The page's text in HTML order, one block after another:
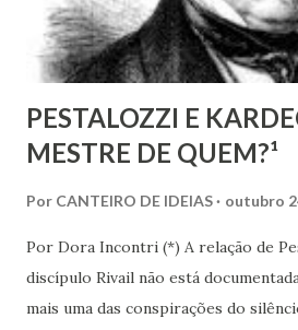
PESTALOZZI E
MESTRE DE QUEM?¹
Por CANTEIRO DE IDEIAS outubro
Por Dora Incontri (*) A relação de
discípulo Rivail não está
mais uma das conspirações do